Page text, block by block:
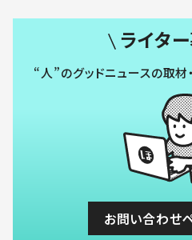
ライター
“人”のグッドニュースの取材
お問い合わせ